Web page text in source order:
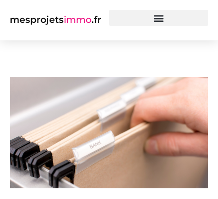
contenu
mesprojetsimmo.fr